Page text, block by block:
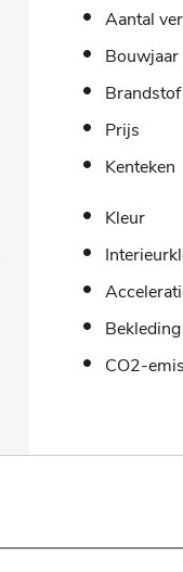
Aantal
Bouwjaar
Brandstof
Prijs
Kenteken
Kleur
Bekleding
CO2-